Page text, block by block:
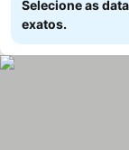
Selecione as
exatos.